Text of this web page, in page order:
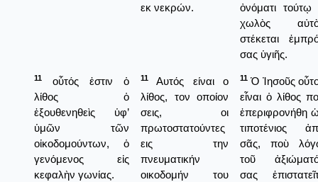
εκ νεκρών.
ὀνόματι τούτῳ
χωλὸς
στέκεται
σας ὑγιῆς.
11
οὗτός ἐστιν ὁ
λίθος ὁ
ἐξουθενηθεὶς ὑφ’
ὑμῶν τῶν
οἰκοδομούντων, ὁ
γενόμενος εἰς
κεφαλὴν γωνίας.
11
Αυτός είναι ο
λίθος, τον οποίον
σεις, οι
πρωτοστατούντες
εις την
πνευματικήν
οικοδομήν του
11 Ὁ Ἰησοῦς
εἶναι ὁ λίθος
ἐπεριφρονήθη
τιποτένιος
σᾶς, ποὺ
τοῦ
σας